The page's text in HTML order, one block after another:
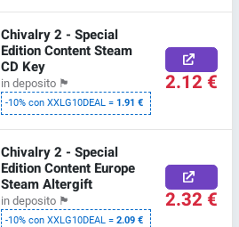
Chivalry 2 - Special
Edition Content Steam
CD Key
in deposito 🏴
-10% con XXLG10DEAL =1.91 €
2.12 €
Chivalry 2 - Special
Edition Content Europe
Steam Altergift
in deposito 🏴
-10% con XXLG10DEAL =2.09 €
2.32 €